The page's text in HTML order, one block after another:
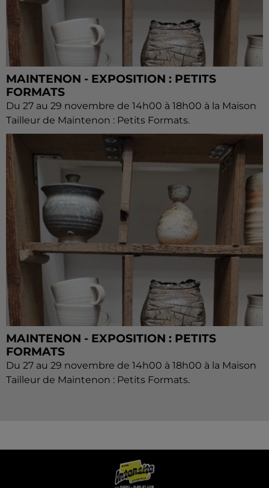
MAINTENON - EXPOSITION : PETITS
FORMATS
Du 27 au 29 novembre de 14h00 à 18h00 à la Maison
Tailleur de Maintenon : Petits Formats.
MAINTENON - EXPOSITION : PETITS
FORMATS
Du 27 au 29 novembre de 14h00 à 18h00 à la Maison
Tailleur de Maintenon : Petits Formats.